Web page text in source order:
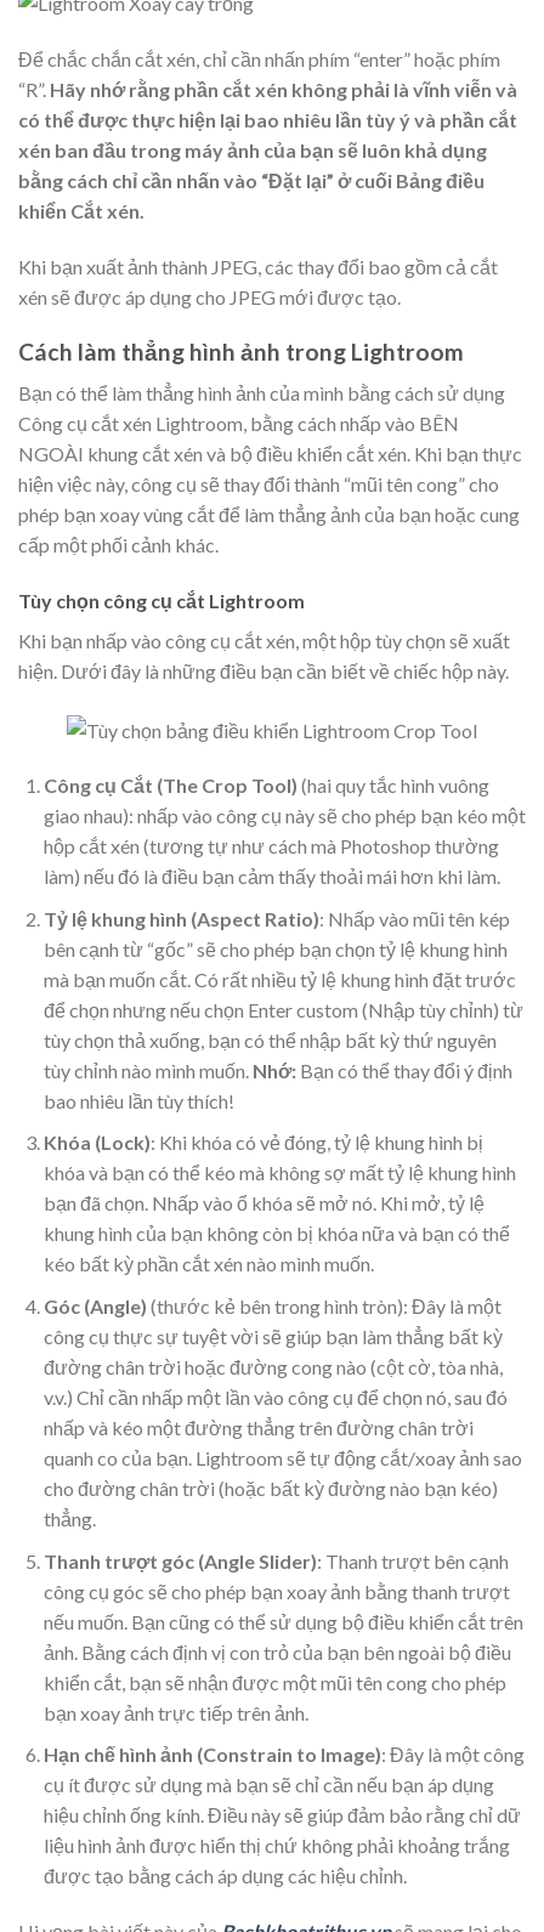
Để chắc chắn cắt xén, chỉ cần nhấn phím “enter” hoặc phím
“R”. Hãy nhớ rằng phần cắt xén không phải là vĩnh viễn và
có thể được thực hiện lại bao nhiêu lần tùy ý và phần cắt
xén ban đầu trong máy ảnh của bạn sẽ luôn khả dụng
bằng cách chỉ cần nhấn vào “Đặt lại” ở cuối Bảng điều
khiển Cắt xén.
Khi bạn xuất ảnh thành JPEG, các thay đổi bao gồm cả cắt
xén sẽ được áp dụng cho JPEG mới được tạo.
Cách làm thẳng hình ảnh trong Lightroom
Bạn có thể làm thẳng hình ảnh của mình bằng cách sử dụng
Công cụ cắt xén Lightroom, bằng cách nhấp vào BÊN
NGOÀI khung cắt xén và bộ điều khiển cắt xén. Khi bạn thực
hiện việc này, công cụ sẽ thay đổi thành “mũi tên cong” cho
phép bạn xoay vùng cắt để làm thẳng ảnh của bạn hoặc cung
cấp một phối cảnh khác.
Tùy chọn công cụ cắt Lightroom
Khi bạn nhấp vào công cụ cắt xén, một hộp tùy chọn sẽ xuất
hiện. Dưới đây là những điều bạn cần biết về chiếc hộp này.
Công cụ Cắt (The Crop Tool) (hai quy tắc hình vuông
giao nhau): nhấp vào công cụ này sẽ cho phép bạn kéo một
hộp cắt xén (tương tự như cách mà Photoshop thường
làm) nếu đó là điều bạn cảm thấy thoải mái hơn khi làm.
Tỷ lệ khung hình (Aspect Ratio): Nhấp vào mũi tên kép
bên cạnh từ “gốc” sẽ cho phép bạn chọn tỷ lệ khung hình
mà bạn muốn cắt. Có rất nhiều tỷ lệ khung hình đặt trước
để chọn nhưng nếu chọn Enter custom (Nhập tùy chỉnh) từ
tùy chọn thả xuống, bạn có thể nhập bất kỳ thứ nguyên
tùy chỉnh nào mình muốn. Nhớ:Bạn có thể thay đổi ý định
bao nhiêu lần tùy thích!
Khóa (Lock): Khi khóa có vẻ đóng, tỷ lệ khung hình bị
khóa và bạn có thể kéo mà không sợ mất tỷ lệ khung hình
bạn đã chọn. Nhấp vào ổ khóa sẽ mở nó. Khi mở, tỷ lệ
khung hình của bạn không còn bị khóa nữa và bạn có thể
kéo bất kỳ phần cắt xén nào mình muốn.
Góc (Angle) (thước kẻ bên trong hình tròn): Đây là một
công cụ thực sự tuyệt vời sẽ giúp bạn làm thẳng bất kỳ
đường chân trời hoặc đường cong nào (cột cờ, tòa nhà,
v.v.) Chỉ cần nhấp một lần vào công cụ để chọn nó, sau đó
nhấp và kéo một đường thẳng trên đường chân trời
quanh co của bạn. Lightroom sẽ tự động cắt/xoay ảnh sao
cho đường chân trời (hoặc bất kỳ đường nào bạn kéo)
thẳng.
Thanh trượt góc (Angle Slider): Thanh trượt bên cạnh
công cụ góc sẽ cho phép bạn xoay ảnh bằng thanh trượt
nếu muốn. Bạn cũng có thể sử dụng bộ điều khiển cắt trên
ảnh. Bằng cách định vị con trỏ của bạn bên ngoài bộ điều
khiển cắt, bạn sẽ nhận được một mũi tên cong cho phép
bạn xoay ảnh trực tiếp trên ảnh.
Hạn chế hình ảnh (Constrain to Image): Đây là một công
cụ ít được sử dụng mà bạn sẽ chỉ cần nếu bạn áp dụng
hiệu chỉnh ống kính. Điều này sẽ giúp đảm bảo rằng chỉ dữ
liệu hình ảnh được hiển thị chứ không phải khoảng trắng
được tạo bằng cách áp dụng các hiệu chỉnh.